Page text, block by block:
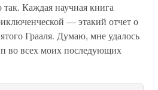
Каждая научная книга
— этакий отчет о
Грааля. Думаю, мне удалось
во всех моих последующих